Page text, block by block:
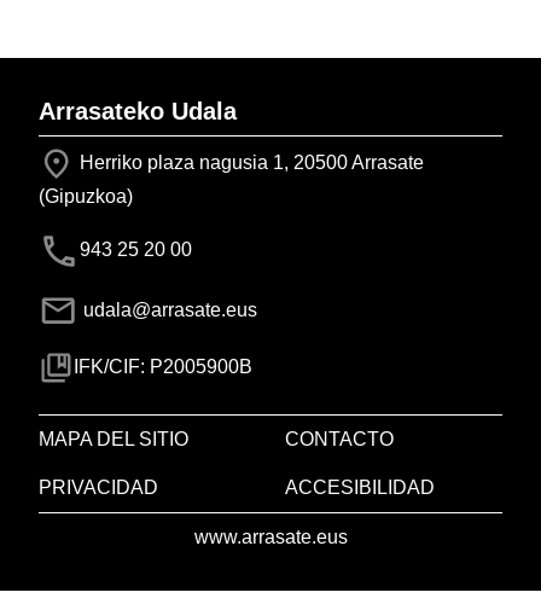
Arrasateko Udala
Herriko plaza nagusia 1, 20500 Arrasate
(Gipuzkoa)
943 25 20 00
udala@arrasate.eus
IFK/CIF: P2005900B
MAPA DEL SITIO CONTACTO
PRIVACIDAD ACCESIBILIDAD
www.arrasate.eus